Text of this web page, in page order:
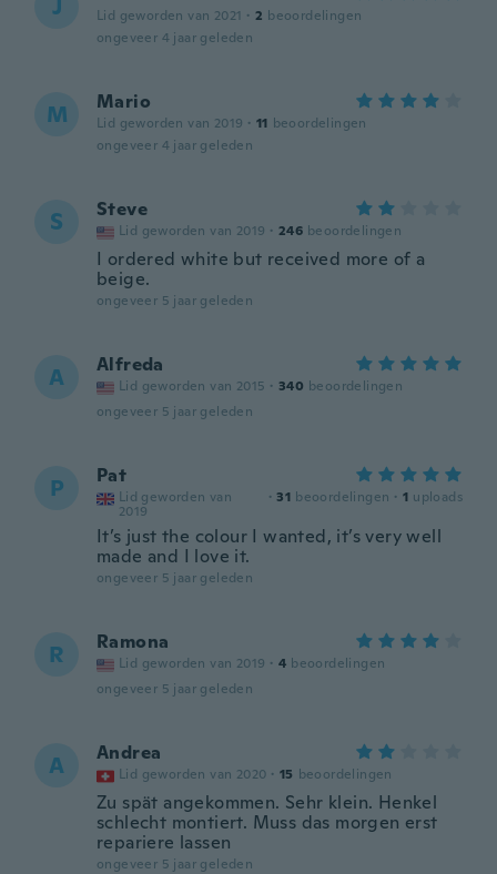
J Lid geworden van 2021 · 2 beoordelingen
ongeveer 4 jaar geleden
M Mario
Lid geworden van 2019 · 11 beoordelingen
ongeveer 4 jaar geleden
S Steve
Lid geworden van 2019 · 246 beoordelingen
I ordered white but received more of a
beige.
ongeveer 5 jaar geleden
A Alfreda
Lid geworden van 2015 · 340 beoordelingen
ongeveer 5 jaar geleden
P Pat
Lid geworden van
2019
· 31 beoordelingen · 1 uploads
It’s just the colour I wanted, it’s very well
made and I love it.
ongeveer 5 jaar geleden
R Ramona
Lid geworden van 2019 · 4 beoordelingen
ongeveer 5 jaar geleden
A Andrea
Lid geworden van 2020 · 15 beoordelingen
Zu spät angekommen. Sehr klein. Henkel
schlecht montiert. Muss das morgen erst
repariere lassen
ongeveer 5 jaar geleden